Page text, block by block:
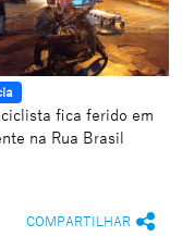
fica ferido em
na Rua Brasil
COMPARTILHAR